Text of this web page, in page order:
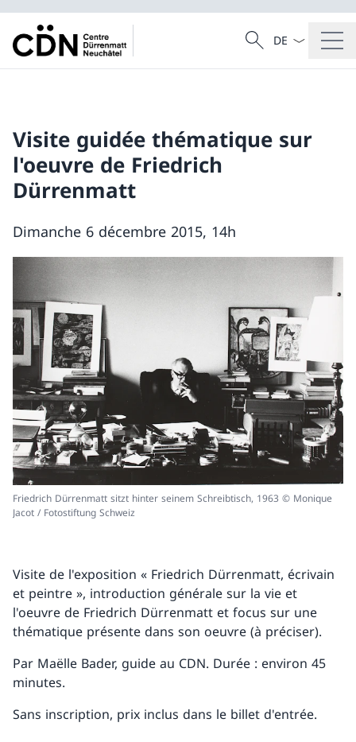
Suche
Suche
Sprach
Visite guidée thématique sur
l'oeuvre de Friedrich
Dürrenmatt
Dimanche 6 décembre 2015, 14h
Friedrich Dürrenmatt sitzt hinter seinem Schreibtisch, 1963 © Monique
Jacot / Fotostiftung Schweiz
Visite de l'exposition « Friedrich Dürrenmatt, écrivain
et peintre », introduction générale sur la vie et
l'oeuvre de Friedrich Dürrenmatt et focus sur une
thématique présente dans son oeuvre (à préciser).
Par Maëlle Bader, guide au CDN. Durée : environ 45
minutes.
Sans inscription, prix inclus dans le billet d'entrée.